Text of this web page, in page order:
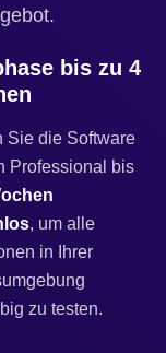
bis zu 4
Sie die Software
Professional bis
, um alle
in Ihrer
zu testen.